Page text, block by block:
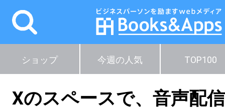
ショップ 今週の人気 TOP100
Xのスペースで、音声配